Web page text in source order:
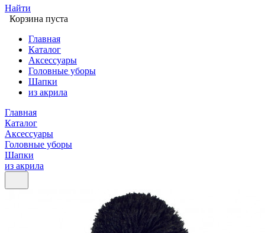
Найти
Корзина пуста
Главная
Каталог
Аксессуары
Головные уборы
Шапки
из акрила
Главная
Каталог
Аксессуары
Головные уборы
Шапки
из акрила